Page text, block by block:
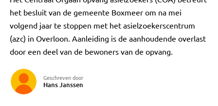
het besluit van de gemeente Boxmeer om na mei
volgend jaar te stoppen met het asielzoekerscentrum
(azc) in Overloon. Aanleiding is de aanhoudende overlast
door een deel van de bewoners van de opvang.
Geschreven door
Hans Janssen